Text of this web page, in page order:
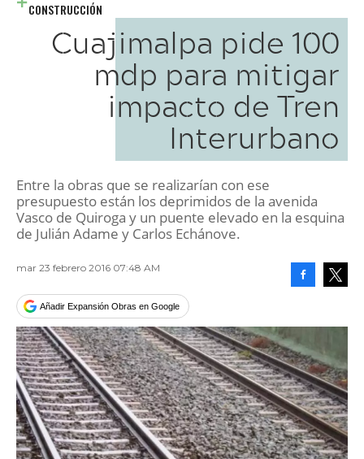
CONSTRUCCIÓN
Cuajimalpa pide 100
mdp para mitigar
impacto de Tren
Interurbano
Entre la obras que se realizarían con ese
presupuesto están los deprimidos de la avenida
Vasco de Quiroga y un puente elevado en la esquina
de Julián Adame y Carlos Echánove.
mar 23 febrero 2016 07:48 AM
Añadir Expansión Obras en Google